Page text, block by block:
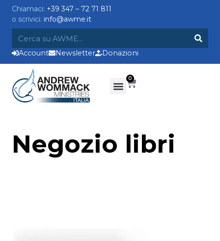
Chiamaci: +39 347 – 72 71 811
o scrivici: info@awme.it
Account Newsletter Donazioni
0
Negozio libri